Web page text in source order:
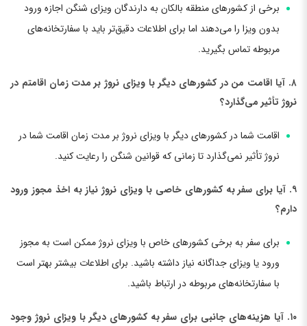
برخی از کشورهای منطقه بالکان به دارندگان ویزای شنگن اجازه ورود
بدون ویزا را می‌دهند اما برای اطلاعات دقیق‌تر باید با سفارتخانه‌های
مربوطه تماس بگیرید.
۸. آیا اقامت من در کشورهای دیگر با ویزای نروژ بر مدت زمان اقامتم در
نروژ تأثیر می‌گذارد؟
اقامت شما در کشورهای دیگر با ویزای نروژ بر مدت زمان اقامت شما در
نروژ تأثیر نمی‌گذارد تا زمانی که قوانین شنگن را رعایت کنید.
۹. آیا برای سفر به کشورهای خاصی با ویزای نروژ نیاز به اخذ مجوز ورود
دارم؟
برای سفر به برخی کشورهای خاص با ویزای نروژ ممکن است به مجوز
ورود یا ویزای جداگانه نیاز داشته باشید. برای اطلاعات بیشتر بهتر است
با سفارتخانه‌های مربوطه در ارتباط باشید.
۱۰. آیا هزینه‌های جانبی برای سفر به کشورهای دیگر با ویزای نروژ وجود